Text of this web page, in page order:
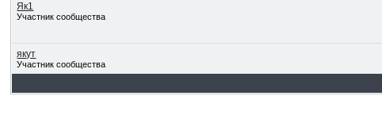
Як1
Участник сообщества
якут
Участник сообщества